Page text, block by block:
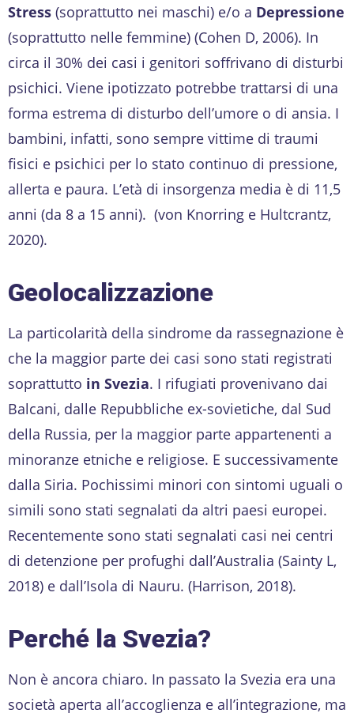
Stress (soprattutto nei maschi) e/o a Depressione
(soprattutto nelle femmine) (Cohen D, 2006). In
circa il 30% dei casi i genitori soffrivano di disturbi
psichici. Viene ipotizzato potrebbe trattarsi di una
forma estrema di disturbo dell’umore o di ansia. I
bambini, infatti, sono sempre vittime di traumi
fisici e psichici per lo stato continuo di pressione,
allerta e paura. L’età di insorgenza media è di 11,5
anni (da 8 a 15 anni). (von Knorring e Hultcrantz,
2020).
Geolocalizzazione
La particolarità della sindrome da rassegnazione è
che la maggior parte dei casi sono stati registrati
soprattutto in Svezia. I rifugiati provenivano dai
Balcani, dalle Repubbliche ex-sovietiche, dal Sud
della Russia, per la maggior parte appartenenti a
minoranze etniche e religiose. E successivamente
dalla Siria. Pochissimi minori con sintomi uguali o
simili sono stati segnalati da altri paesi europei.
Recentemente sono stati segnalati casi nei centri
di detenzione per profughi dall’Australia (Sainty L,
2018) e dall’Isola di Nauru. (Harrison, 2018).
Perché la Svezia?
Non è ancora chiaro. In passato la Svezia era una
società aperta all’accoglienza e all’integrazione, ma